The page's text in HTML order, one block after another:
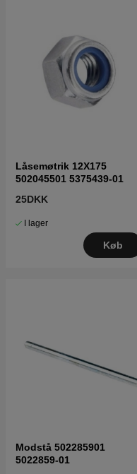
Låsemøtrik 12X175
502045501 5375439-01
25DKK
I lager
Køb
Modstå 502285901
5022859-01